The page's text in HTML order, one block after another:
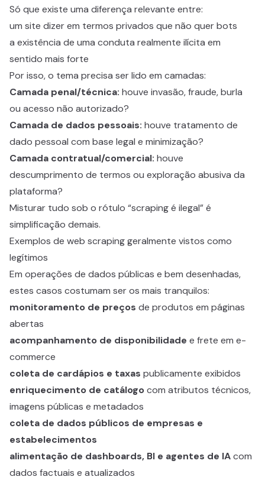
Só que existe uma diferença relevante entre:
um site dizer em termos privados que não quer bots
a existência de uma conduta realmente ilícita em
sentido mais forte
Por isso, o tema precisa ser lido em camadas:
Camada penal/técnica: houve invasão, fraude, burla
ou acesso não autorizado?
Camada de dados pessoais: houve tratamento de
dado pessoal com base legal e minimização?
Camada contratual/comercial: houve
descumprimento de termos ou exploração abusiva da
plataforma?
Misturar tudo sob o rótulo “scraping é ilegal” é
simplificação demais.
Exemplos de web scraping geralmente vistos como
legítimos
Em operações de dados públicas e bem desenhadas,
estes casos costumam ser os mais tranquilos:
monitoramento de preços de produtos em páginas
abertas
acompanhamento de disponibilidade e frete em e-
commerce
coleta de cardápios e taxas publicamente exibidos
enriquecimento de catálogocom atributos técnicos,
imagens públicas e metadados
coleta de dados públicos de empresas e
estabelecimentos
alimentação de dashboards, BI e agentes de IAcom
dados factuais e atualizados